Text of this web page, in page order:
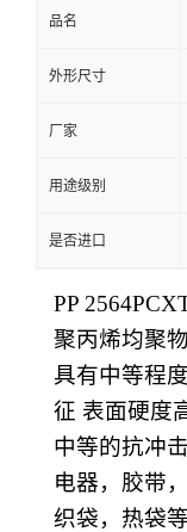
品名
外形尺寸
厂家
用途级别
是否进口
PP
聚丙烯均聚
具有中等程
征 表面硬度
中等的抗冲
电器，胶带
织袋，热袋等